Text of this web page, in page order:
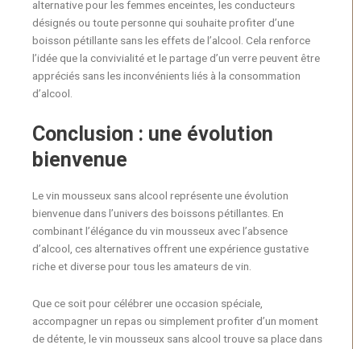
alternative pour les femmes enceintes, les conducteurs
désignés ou toute personne qui souhaite profiter d’une
boisson pétillante sans les effets de l’alcool. Cela renforce
l’idée que la convivialité et le partage d’un verre peuvent être
appréciés sans les inconvénients liés à la consommation
d’alcool.
Conclusion : une évolution
bienvenue
Le vin mousseux sans alcool représente une évolution
bienvenue dans l’univers des boissons pétillantes. En
combinant l’élégance du vin mousseux avec l’absence
d’alcool, ces alternatives offrent une expérience gustative
riche et diverse pour tous les amateurs de vin.
Que ce soit pour célébrer une occasion spéciale,
accompagner un repas ou simplement profiter d’un moment
de détente, le vin mousseux sans alcool trouve sa place dans